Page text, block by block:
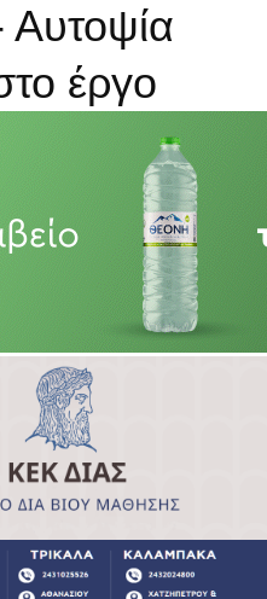
Αυτοψία
έργο